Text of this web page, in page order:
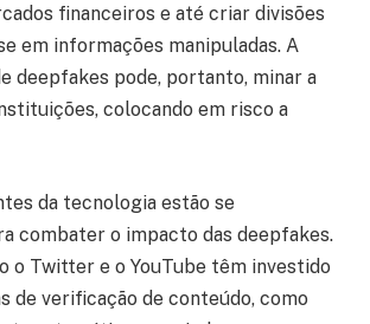
financeiros e até criar divisões
em informações manipuladas. A
deepfakes pode, portanto, minar a
colocando em risco a
da tecnologia estão se
combater o impacto das deepfakes.
o Twitter e o YouTube têm investido
de verificação de conteúdo, como